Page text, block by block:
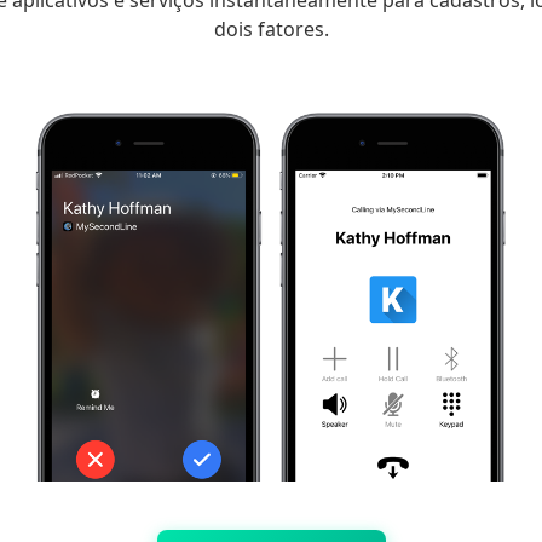
dois fatores.